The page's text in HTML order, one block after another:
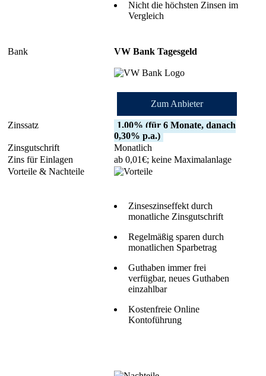
Nicht die höchsten Zinsen im
Vergleich
VW Bank Tagesgeld
Zum Anbieter
1,00% (für 6 Monate, danach
0,30% p.a.)
Monatlich
ab 0,01€; keine Maximalanlage
Zinseszinseffekt durch
monatliche Zinsgutschrift
Regelmäßig sparen durch
monatlichen Sparbetrag
Guthaben immer frei
verfügbar, neues Guthaben
einzahlbar
Kostenfreie Online
Kontoführung